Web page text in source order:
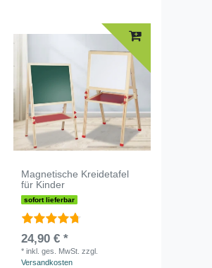
Magnetische Kreidetafel
für Kinder
sofort lieferbar
24,90 € *
*inkl. ges. MwSt. zzgl.
Versandkosten